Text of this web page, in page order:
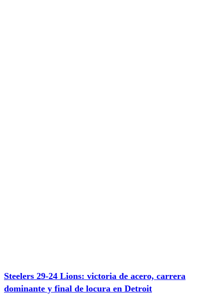
Steelers 29-24 Lions: victoria de acero, carrera
dominante y final de locura en Detroit